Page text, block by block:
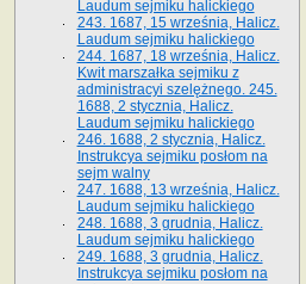
Laudum sejmiku halickiego
243. 1687, 15 września, Halicz.
Laudum sejmiku halickiego
244. 1687, 18 września, Halicz.
Kwit marszałka sejmiku z
administracyi szelężnego. 245.
1688, 2 stycznia, Halicz.
Laudum sejmiku halickiego
246. 1688, 2 stycznia, Halicz.
Instrukcya sejmiku posłom na
sejm walny
247. 1688, 13 września, Halicz.
Laudum sejmiku halickiego
248. 1688, 3 grudnia, Halicz.
Laudum sejmiku halickiego
249. 1688, 3 grudnia, Halicz.
Instrukcya sejmiku posłom na